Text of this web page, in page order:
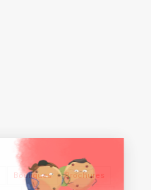
Boutiques Brochures